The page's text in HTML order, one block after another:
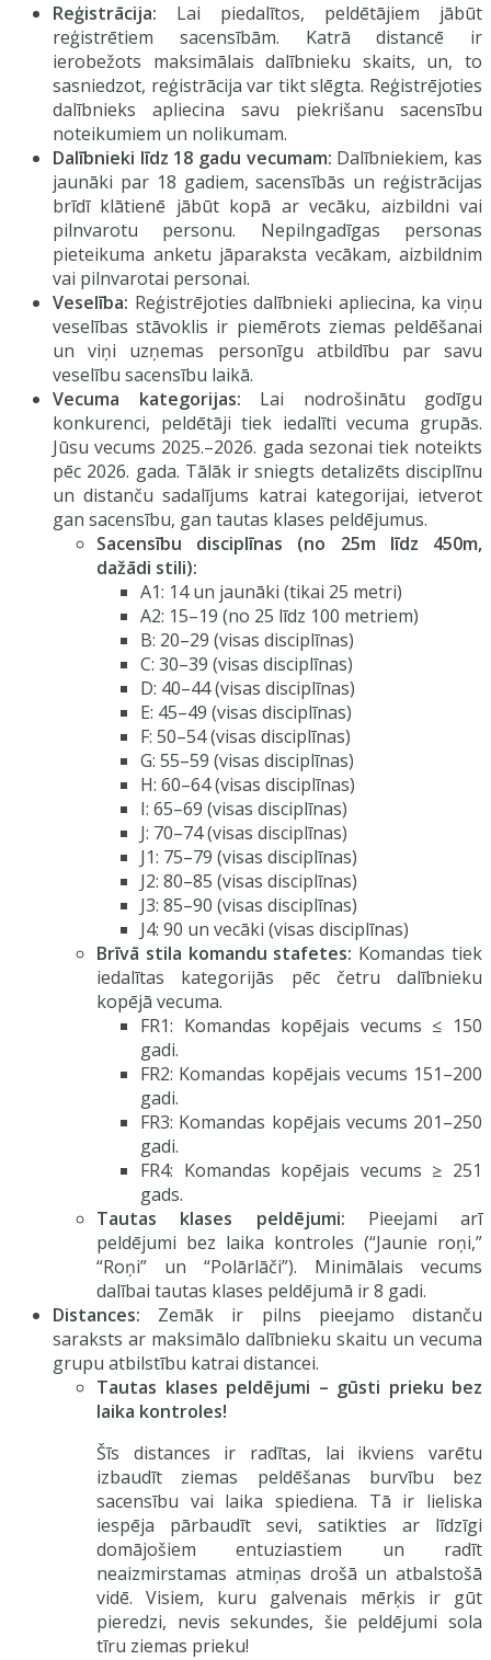
Reģistrācija: Lai piedalītos, peldētājiem jābūt
reģistrētiem sacensībām. Katrā distancē ir
ierobežots maksimālais dalībnieku skaits, un, to
sasniedzot, reģistrācija var tikt slēgta. Reģistrējoties
dalībnieks apliecina savu piekrišanu sacensību
noteikumiem un nolikumam.
Dalībnieki līdz 18 gadu vecumam: Dalībniekiem, kas
jaunāki par 18 gadiem, sacensībās un reģistrācijas
brīdī klātienē jābūt kopā ar vecāku, aizbildni vai
pilnvarotu personu. Nepilngadīgas personas
pieteikuma anketu jāparaksta vecākam, aizbildnim
vai pilnvarotai personai.
Veselība: Reģistrējoties dalībnieki apliecina, ka viņu
veselības stāvoklis ir piemērots ziemas peldēšanai
un viņi uzņemas personīgu atbildību par savu
veselību sacensību laikā.
Vecuma kategorijas: Lai nodrošinātu godīgu
konkurenci, peldētāji tiek iedalīti vecuma grupās.
Jūsu vecums 2025.–2026. gada sezonai tiek noteikts
pēc 2026. gada. Tālāk ir sniegts detalizēts disciplīnu
un distanču sadalījums katrai kategorijai, ietverot
gan sacensību, gan tautas klases peldējumus.
Sacensību disciplīnas (no 25m līdz 450m,
dažādi stili):
A1: 14 un jaunāki (tikai 25 metri)
A2: 15–19 (no 25 līdz 100 metriem)
B: 20–29 (visas disciplīnas)
C: 30–39 (visas disciplīnas)
D: 40–44 (visas disciplīnas)
E: 45–49 (visas disciplīnas)
F: 50–54 (visas disciplīnas)
G: 55–59 (visas disciplīnas)
H: 60–64 (visas disciplīnas)
I: 65–69 (visas disciplīnas)
J: 70–74 (visas disciplīnas)
J1: 75–79 (visas disciplīnas)
J2: 80–85 (visas disciplīnas)
J3: 85–90 (visas disciplīnas)
J4: 90 un vecāki (visas disciplīnas)
Brīvā stila komandu stafetes: Komandas tiek
iedalītas kategorijās pēc četru dalībnieku
kopējā vecuma.
FR1: Komandas kopējais vecums ≤ 150
gadi.
FR2: Komandas kopējais vecums 151–200
gadi.
FR3: Komandas kopējais vecums 201–250
gadi.
FR4: Komandas kopējais vecums ≥ 251
gads.
Tautas klases peldējumi: Pieejami arī
peldējumi bez laika kontroles (“Jaunie roņi,”
“Roņi” un “Polārlāči”). Minimālais vecums
dalībai tautas klases peldējumā ir 8 gadi.
Distances: Zemāk ir pilns pieejamo distanču
saraksts ar maksimālo dalībnieku skaitu un vecuma
grupu atbilstību katrai distancei.
Tautas klases peldējumi – gūsti prieku bez
laika kontroles!
Šīs distances ir radītas, lai ikviens varētu
izbaudīt ziemas peldēšanas burvību bez
sacensību vai laika spiediena. Tā ir lieliska
iespēja pārbaudīt sevi, satikties ar līdzīgi
domājošiem entuziastiem un radīt
neaizmirstamas atmiņas drošā un atbalstošā
vidē. Visiem, kuru galvenais mērķis ir gūt
pieredzi, nevis sekundes, šie peldējumi sola
tīru ziemas prieku!